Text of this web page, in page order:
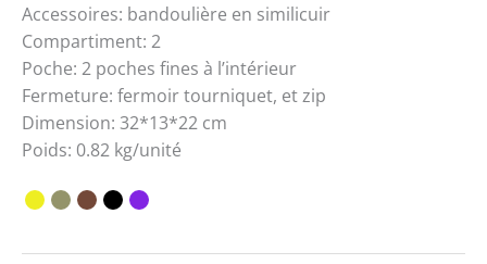
Accessoires: bandoulière en similicuir
Compartiment: 2
Poche: 2 poches fines à l’intérieur
Fermeture: fermoir tourniquet, et zip
Dimension: 32*13*22 cm
Poids: 0.82 kg/unité